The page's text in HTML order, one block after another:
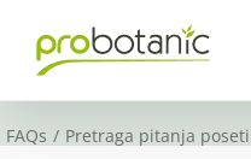
content
FAQs Pretraga pitanja